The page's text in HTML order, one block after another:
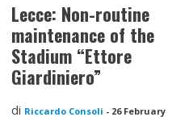
Lecce: Non-routine
maintenance of the
Stadium “Ettore
Giardiniero”
di Riccardo Consoli - 26 February